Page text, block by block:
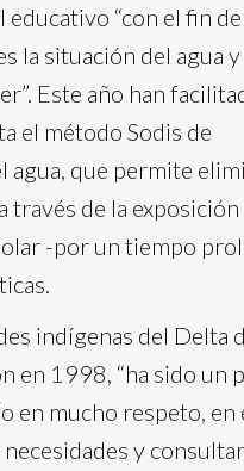
“con el fin
la situación del agua
Este año han
el método Sodis de
agua, que permite
través de la exposición
-por un tiempo
indígenas del Delta
en 1998, “ha sido un
en mucho respeto,
y